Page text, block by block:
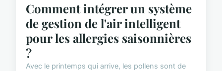
Comment intégrer un système
de gestion de l'air intelligent
pour les allergies saisonnières
?
Avec le printemps qui arrive, les pollens sont de